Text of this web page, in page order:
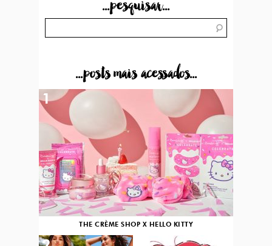
...pesquisar...
...posts mais acessados...
THE CRÈME SHOP X HELLO KITTY
1